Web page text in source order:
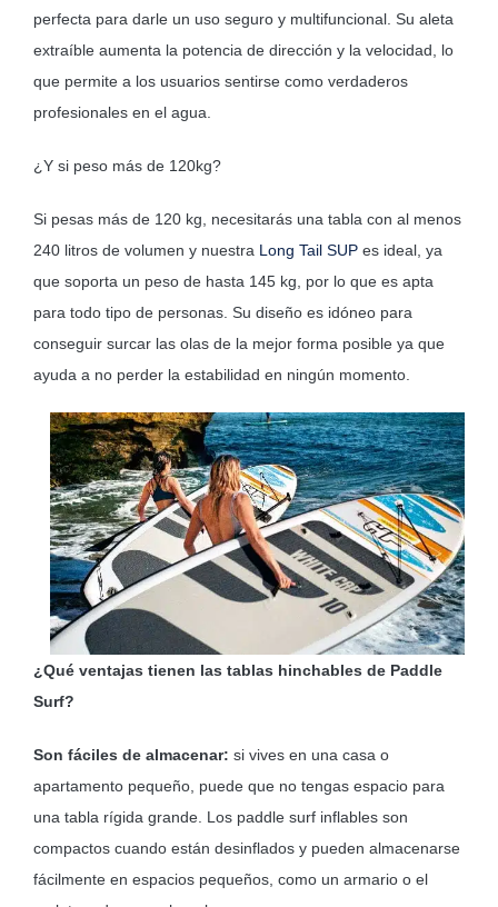
perfecta para darle un uso seguro y multifuncional. Su aleta
extraíble aumenta la potencia de dirección y la velocidad, lo
que permite a los usuarios sentirse como verdaderos
profesionales en el agua.
¿Y si peso más de 120kg?
Si pesas más de 120 kg, necesitarás una tabla con al menos
240 litros de volumen y nuestra Long Tail SUPes ideal, ya
que soporta un peso de hasta 145 kg, por lo que es apta
para todo tipo de personas. Su diseño es idóneo para
conseguir surcar las olas de la mejor forma posible ya que
ayuda a no perder la estabilidad en ningún momento.
¿Qué ventajas tienen las tablas hinchables de Paddle
Surf?
Son fáciles de almacenar: si vives en una casa o
apartamento pequeño, puede que no tengas espacio para
una tabla rígida grande. Los paddle surf inflables son
compactos cuando están desinflados y pueden almacenarse
fácilmente en espacios pequeños, como un armario o el